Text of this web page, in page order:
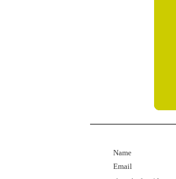
Name
Email